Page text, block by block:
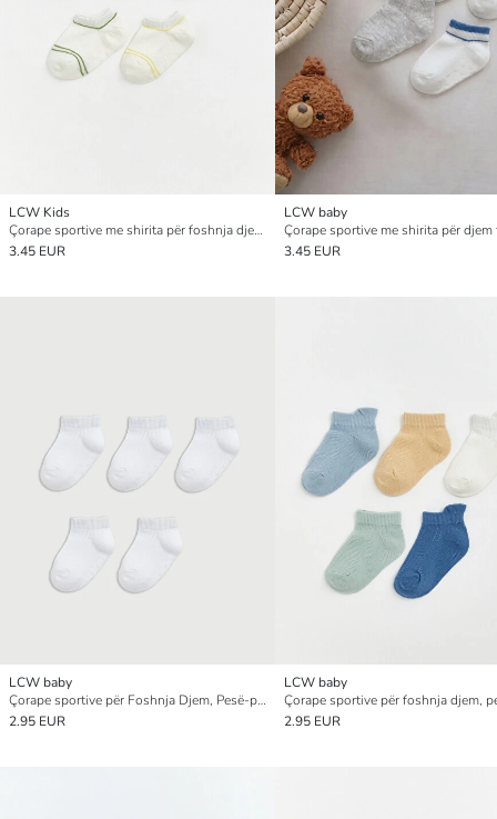
LCW Kids
Çorape sportive me shirita për foshnja djem, pesë-pako
3.45 EUR
LCW baby
3.45 EUR
LCW baby
Çorape sportive për Foshnja Djem, Pesë-pako
2.95 EUR
LCW baby
2.95 EUR